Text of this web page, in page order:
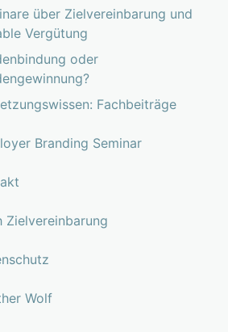
über Zielvereinbarung und
Vergütung
oder
Fachbeiträge
Branding Seminar
Zielvereinbarung
Wolf